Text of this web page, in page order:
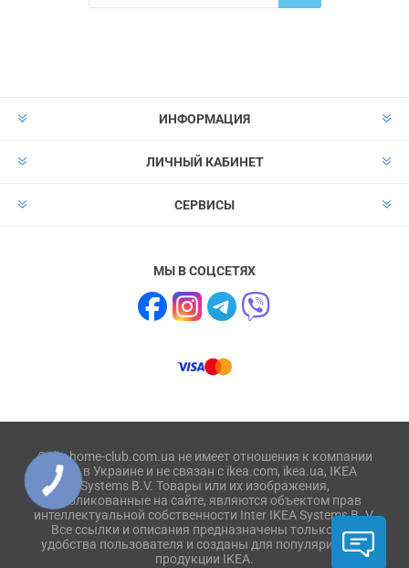
ИНФОРМАЦИЯ
ЛИЧНЫЙ КАБИНЕТ
СЕРВИСЫ
МЫ В СОЦСЕТЯХ
Сайт home-club.com.ua не имеет отношения к компании
IKEA в Украине и не связан с ikea.com, ikea.ua, IKEA
Systems B.V. Товары или их изображения,
опубликованные на сайте, являются объектом прав
интеллектуальной собственности Inter IKEA Systems B. V.
Все ссылки и описания предназначены только для
удобства пользователя и созданы для популяризации
продукции IKEA.